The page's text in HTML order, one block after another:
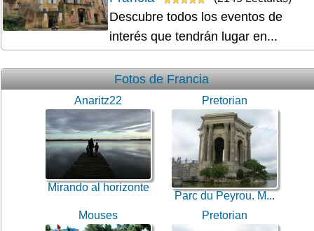
Descubre todos los eventos de
interés que tendrán lugar en...
Fotos de Francia
Anaritz22
Mirando al horizonte
Pretorian
Parc du Peyrou. M...
Mouses
Pretorian